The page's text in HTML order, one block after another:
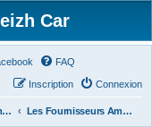
Car
FAQ
Connexion
Inscription
Les Forums des Membres du Club Les Fournisseurs Américains ou Français